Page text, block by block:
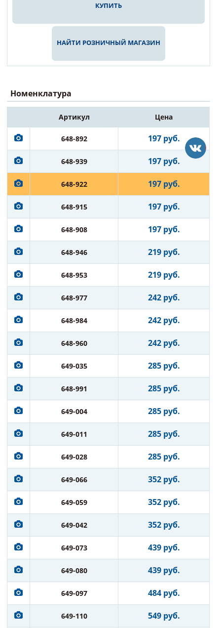
КУПИТЬ
НАЙТИ РОЗНИЧНЫЙ МАГАЗИН
Номенклатура
Артикул Цена
648-892 197 руб.
648-939 197 руб.
648-922 197 руб.
648-915 197 руб.
648-908 197 руб.
648-946 219 руб.
648-953 219 руб.
648-977 242 руб.
648-984 242 руб.
648-960 242 руб.
649-035 285 руб.
648-991 285 руб.
649-004 285 руб.
649-011 285 руб.
649-028 285 руб.
649-066 352 руб.
649-059 352 руб.
649-042 352 руб.
649-073 439 руб.
649-080 439 руб.
649-097 484 руб.
649-110 549 руб.